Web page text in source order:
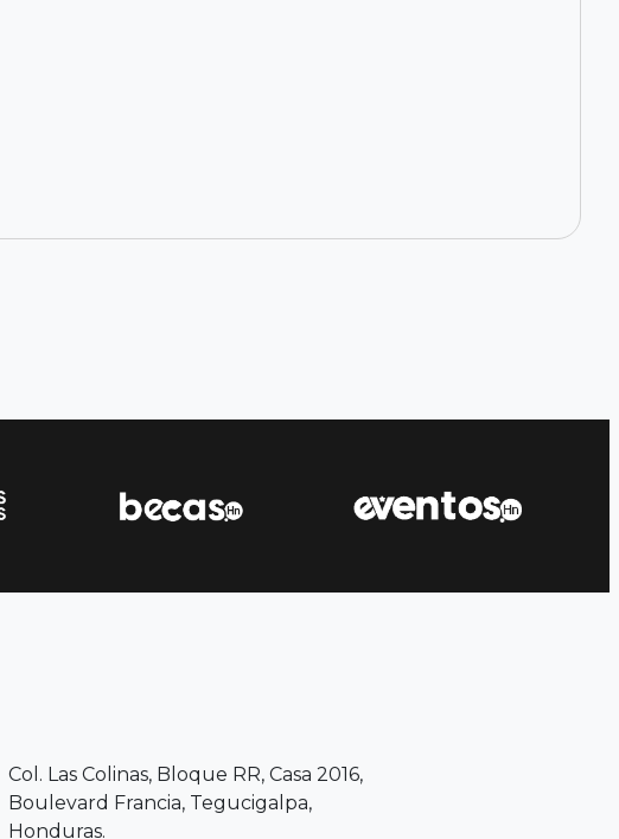
Col. Las Colinas, Bloque RR, Casa 2016,
Boulevard Francia, Tegucigalpa,
Honduras.